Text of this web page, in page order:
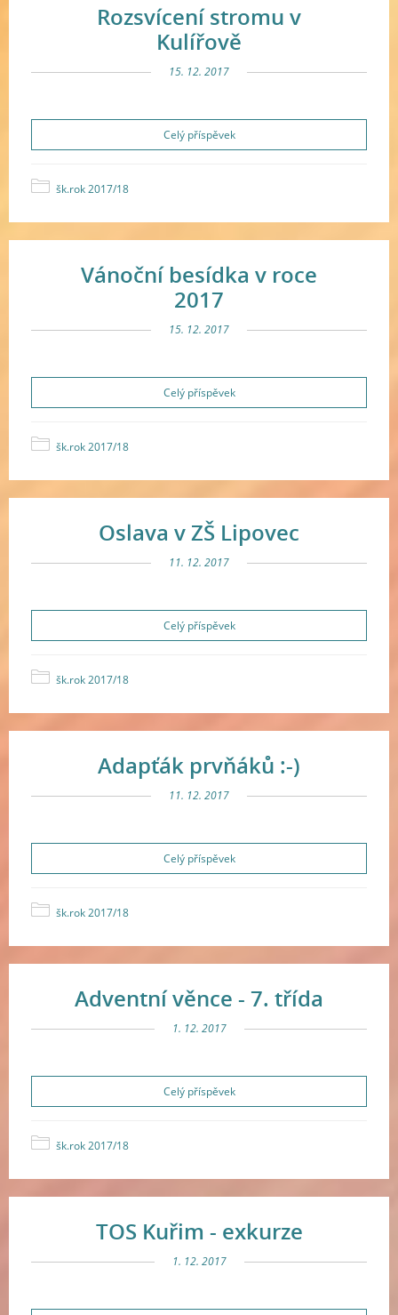
Rozsvícení stromu v
Kulířově
15. 12. 2017
Celý příspěvek
šk.rok 2017/18
Vánoční besídka v roce
2017
15. 12. 2017
Celý příspěvek
šk.rok 2017/18
Oslava v ZŠ Lipovec
11. 12. 2017
Celý příspěvek
šk.rok 2017/18
Adapťák prvňáků :-)
11. 12. 2017
Celý příspěvek
šk.rok 2017/18
Adventní věnce - 7. třída
1. 12. 2017
Celý příspěvek
šk.rok 2017/18
TOS Kuřim - exkurze
1. 12. 2017